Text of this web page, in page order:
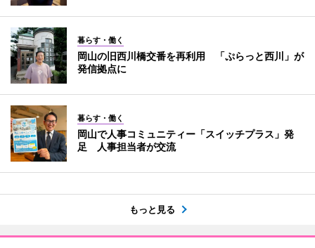
暮らす・働く
岡山の旧西川橋交番を再利用 「ぷらっと西川」が
発信拠点に
暮らす・働く
岡山で人事コミュニティー「スイッチプラス」発
足 人事担当者が交流
もっと見る